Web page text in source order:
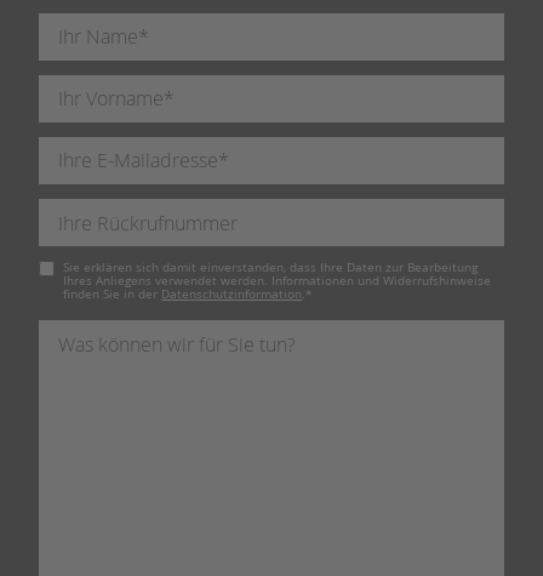
Pflichtfeld
Sie erklären sich damit einverstanden, dass Ihre Daten zur Bearbeitung
Ihres Anliegens verwendet werden. Informationen und Widerrufshinweise
finden Sie in der Datenschutzinformation. *